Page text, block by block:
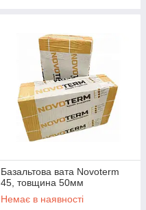
Базальтова вата Novoterm
45, товщина 50мм
Немає в наявності